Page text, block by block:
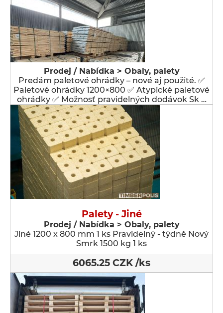
Prodej / Nabídka > Obaly, palety
Predám paletové ohrádky – nové aj použité. ✅
Paletové ohrádky 1200×800 ✅ Atypické paletové
ohrádky ✅ Možnosť pravidelných dodávok Sk …
Palety - Jiné
Prodej / Nabídka > Obaly, palety
Jiné 1200 x 800 mm 1 ks Pravidelný - týdně Nový
Smrk 1500 kg 1 ks
6065.25 CZK /ks